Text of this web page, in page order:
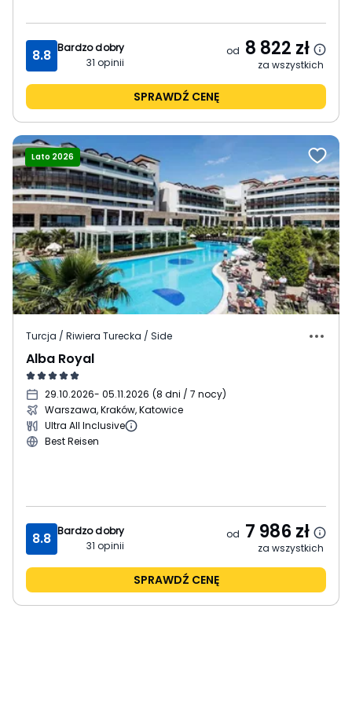
8.8 Bardzo dobry
31 opinii
od 8 822 zł
za wszystkich
SPRAWDŹ CENĘ
Lato 2026
Turcja / Riwiera Turecka / Side
Alba Royal
29.10.2026- 05.11.2026 (8 dni / 7 nocy)
Warszawa, Kraków, Katowice
Ultra All Inclusive
Best Reisen
8.8 Bardzo dobry
31 opinii
od 7 986zł
za wszystkich
SPRAWDŹ CENĘ